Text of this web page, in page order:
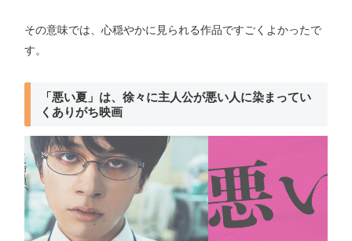
その意味では、心穏やかに見られる作品ですごくよかったで
す。
「悪い夏」は、徐々に主人公が悪い人に染まってい
くありがち映画